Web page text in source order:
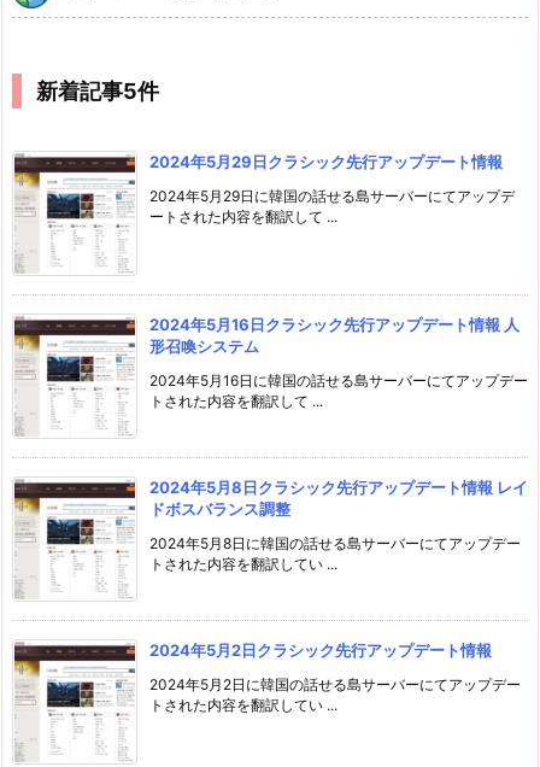
新着記事5件
2024年5月29日クラシック先行アップデート情報
2024年5月29日に韓国の話せる島サーバーにてアップデ
ートされた内容を翻訳して ...
2024年5月16日クラシック先行アップデート情報 人
形召喚システム
2024年5月16日に韓国の話せる島サーバーにてアップデー
トされた内容を翻訳して ...
2024年5月8日クラシック先行アップデート情報 レイ
ドボスバランス調整
2024年5月8日に韓国の話せる島サーバーにてアップデー
トされた内容を翻訳してい ...
2024年5月2日クラシック先行アップデート情報
2024年5月2日に韓国の話せる島サーバーにてアップデー
トされた内容を翻訳してい ...